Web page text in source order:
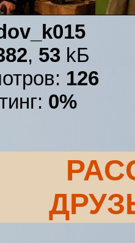
, 53 kБ
126
0%